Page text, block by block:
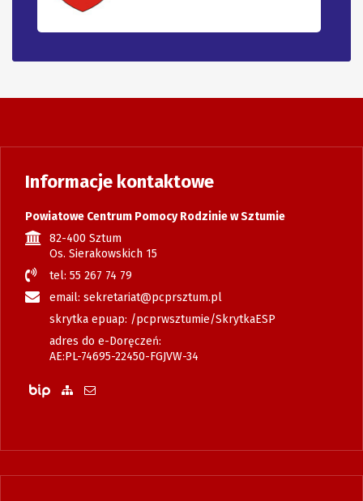
Informacje kontaktowe
Powiatowe Centrum Pomocy Rodzinie w Sztumie
82-400 Sztum
Os. Sierakowskich 15
tel: 55 267 74 79
email: sekretariat@pcprsztum.pl
skrytka epuap: /pcprwsztumie/SkrytkaESP
adres do e-Doręczeń:
AE:PL-74695-22450-FGJVW-34
Biuletyn Informacji Publicznej
Zobacz mapę strony
Wyślij email